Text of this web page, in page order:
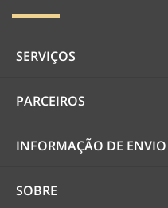
SERVIÇOS
PARCEIROS
INFORMAÇÃO DE ENVIO
SOBRE